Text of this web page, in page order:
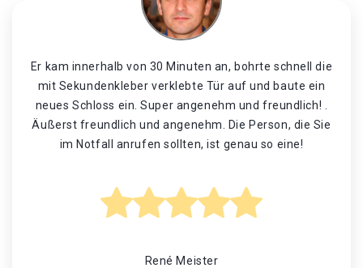
Er kam innerhalb von 30 Minuten an, bohrte schnell die
mit Sekundenkleber verklebte Tür auf und baute ein
neues Schloss ein. Super angenehm und freundlich! .
Äußerst freundlich und angenehm. Die Person, die Sie
im Notfall anrufen sollten, ist genau so eine!
René Meister